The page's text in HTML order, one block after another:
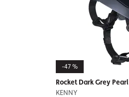
-47 %
Rocket Dark Grey Pearl
KENNY